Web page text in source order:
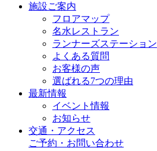
施設ご案内
フロアマップ
名水レストラン
ランナーズステーション
よくある質問
お客様の声
選ばれる7つの理由
最新情報
イベント情報
お知らせ
交通・アクセス
ご予約・お問い合わせ